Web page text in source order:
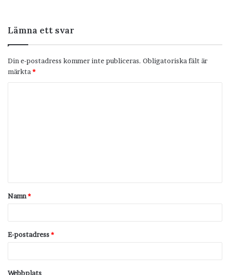
Lämna ett svar
Din e-postadress kommer inte publiceras. Obligatoriska fält är
märkta *
t
a
Namn*
E-postadress*
Webbplats